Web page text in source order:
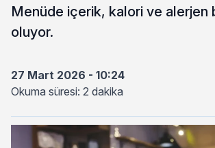
Menüde içerik, kalori ve alerjen
oluyor.
27 Mart 2026 - 10:24
Okuma süresi: 2 dakika